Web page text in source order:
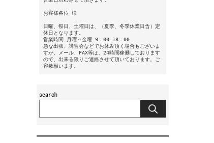
お客様各位 様
日曜、祭日、土曜日は、（夏季、冬季休業日含）定
休日となります。
営業時間 月曜～金曜 9：00-18：00
急な出張、講習会などでお休み頂く場合もございま
すが、メール、FAX等は、24時間稼働しております
ので、出来る限りご連絡させて頂いております。ご
容赦願います。